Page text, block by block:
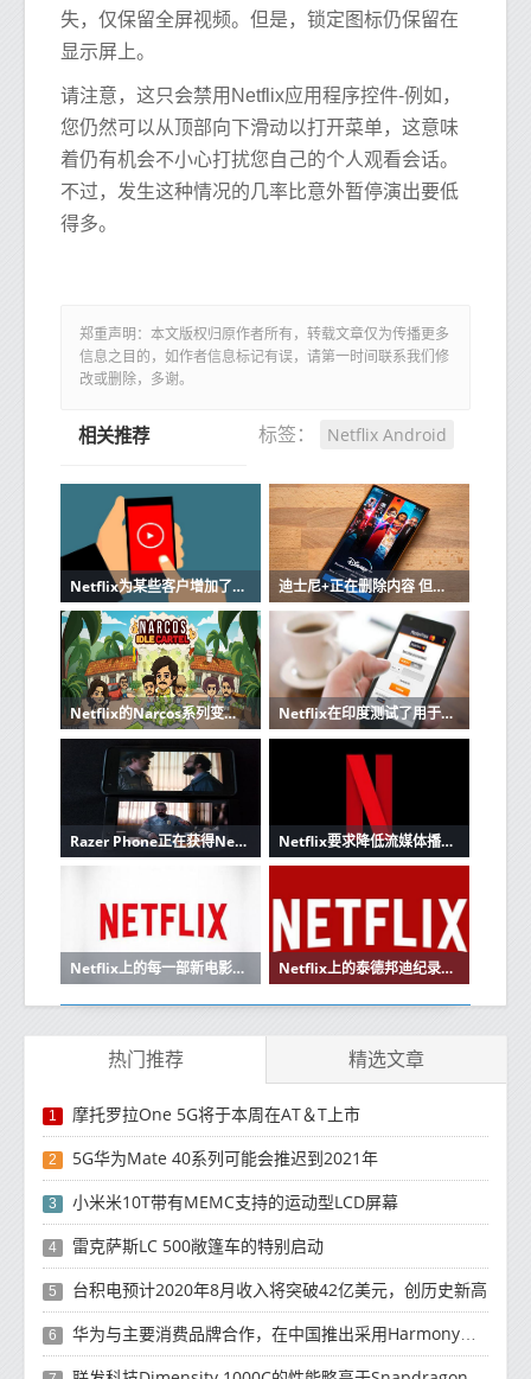
失，仅保留全屏视频。但是，锁定图标仍保留在
显示屏上。
请注意，这只会禁用Netflix应用程序控件-例如，
您仍然可以从顶部向下滑动以打开菜单，这意味
着仍有机会不小心打扰您自己的个人观看会话。
不过，发生这种情况的几率比意外暂停演出要低
得多。
郑重声明：本文版权归原作者所有，转载文章仅为传播更多
信息之目的，如作者信息标记有误，请第一时间联系我们修
改或删除，多谢。
标签： Netflix Android
相关推荐
Netflix为某些客户增加了更便宜的仅限移动设备的套餐 迪士尼+正在删除内容 但不是删除Netflix的方式
Netflix的Narcos系列变成了一款针对手机的空闲游戏 Netflix在印度测试了用于移动和基本计划的高清视频流
Razer Phone正在获得Netflix HDR和更好的声音 Netflix要求降低流媒体播放速度以免网络超载
Netflix上的每一部新电影和电视剧 Netflix上的泰德邦迪纪录片又把我变成了一个恐惧的青少年
热门推荐 精选文章
1 摩托罗拉One 5G将于本周在AT＆T上市
2 5G华为Mate 40系列可能会推迟到2021年
3 小米米10T带有MEMC支持的运动型LCD屏幕
4 雷克萨斯LC 500敞篷车的特别启动
5 台积电预计2020年8月收入将突破42亿美元，创历史新高
6 华为与主要消费品牌合作，在中国推出采用HarmonyOS 2.0的智能家居产品